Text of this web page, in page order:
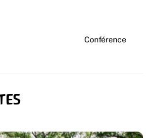
Conférence